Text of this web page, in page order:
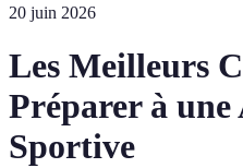
20 juin 2026
Les Meilleurs
Préparer à une
Sportive